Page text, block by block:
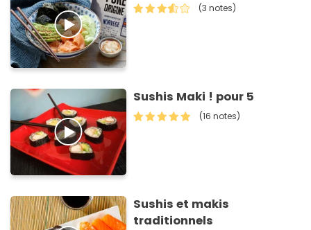
(3 notes)
Sushis Maki ! pour 5
(16 notes)
Sushis et makis
traditionnels